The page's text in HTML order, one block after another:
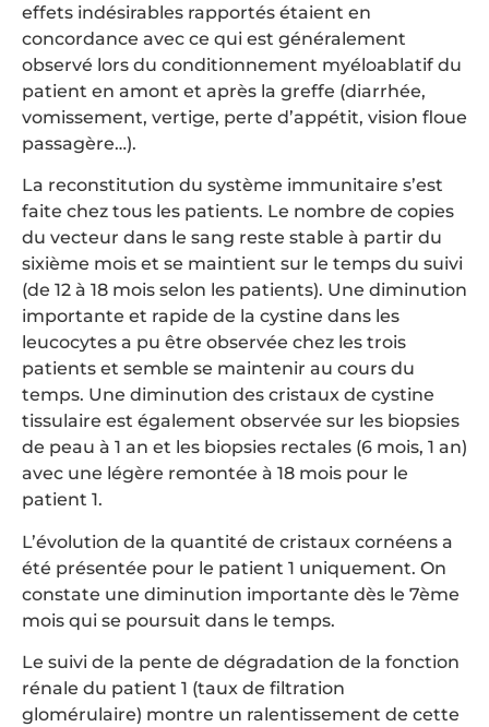
effets indésirables rapportés étaient en
concordance avec ce qui est généralement
observé lors du conditionnement myéloablatif du
patient en amont et après la greffe (diarrhée,
vomissement, vertige, perte d’appétit, vision floue
passagère…).
La reconstitution du système immunitaire s’est
faite chez tous les patients. Le nombre de copies
du vecteur dans le sang reste stable à partir du
sixième mois et se maintient sur le temps du suivi
(de 12 à 18 mois selon les patients). Une diminution
importante et rapide de la cystine dans les
leucocytes a pu être observée chez les trois
patients et semble se maintenir au cours du
temps. Une diminution des cristaux de cystine
tissulaire est également observée sur les biopsies
de peau à 1 an et les biopsies rectales (6 mois, 1 an)
avec une légère remontée à 18 mois pour le
patient 1.
L’évolution de la quantité de cristaux cornéens a
été présentée pour le patient 1 uniquement. On
constate une diminution importante dès le 7ème
mois qui se poursuit dans le temps.
Le suivi de la pente de dégradation de la fonction
rénale du patient 1 (taux de filtration
glomérulaire) montre un ralentissement de cette